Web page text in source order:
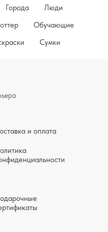
Города
Люди
Обучающие
Сумки
и оплата